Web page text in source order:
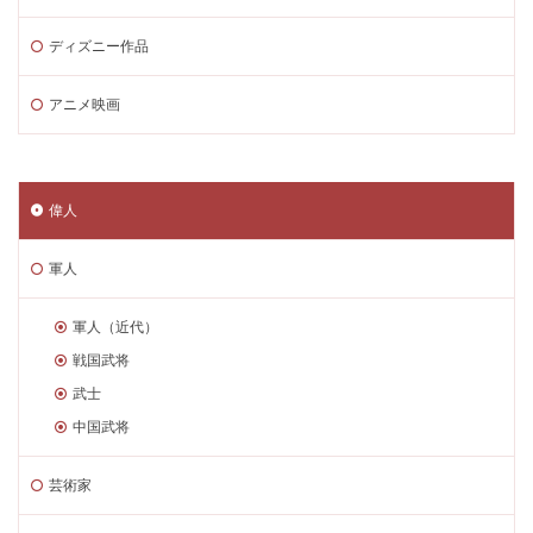
ディズニー作品
アニメ映画
偉人
軍人
軍人（近代）
戦国武将
武士
中国武将
芸術家